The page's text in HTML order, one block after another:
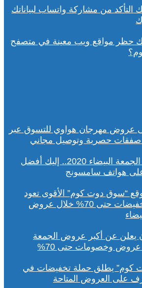
التأكد من مشاركة واتساب لبياناتك
حظر مواقع ويب معينة في متصفح
عروض مهرجان هواوي للتسوق عبر
صفقات حصرية وتوصيل مجاني
تخفيضات الجمعة البيضاء 2020.. إليك أفضل
هواتف سامسونج
“سوق دوت كوم” الأقوى تعود
مجدداً.. تخفيضات حتى 70% خلال عروض
يعلن عن أكبر عروض الجمعة
وخصومات حتى 70%
كوم” يطلق حملة تخفيضات في
على العروض المتاحة